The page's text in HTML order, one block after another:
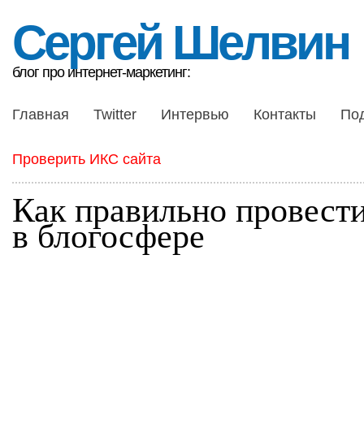
Сергей Шелвин
блог про интернет-маркетинг:
Главная Twitter Интервью Контакты
Проверить ИКС сайта
Как правильно
в блогосфере